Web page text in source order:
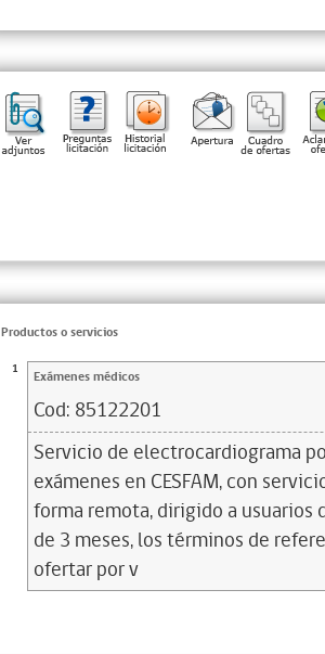
Productos o servicios
1 Exámenes médicos
Cod: 85122201
Servicio de electrocardiograma
exámenes en CESFAM, con
forma remota, dirigido a usuarios
de 3 meses, los términos de
ofertar por v